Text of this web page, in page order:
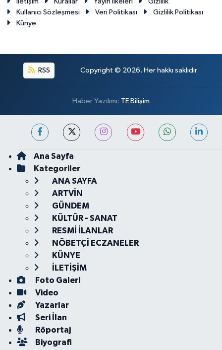
Kullanıcı Sözleşmesi
Veri Politikası
Gizlilik Politikası
Künye
RSS Copyright © 2026. Her hakkı saklıdır.
Haber Yazılımı: TE Bilişim
Ana Sayfa
Kategoriler
ANA SAYFA
ARTVİN
GÜNDEM
KÜLTÜR - SANAT
RESMİ İLANLAR
NÖBETÇİ ECZANELER
KÜNYE
İLETİŞİM
Foto Galeri
Video
Yazarlar
Seri İlan
Röportaj
Biyografi